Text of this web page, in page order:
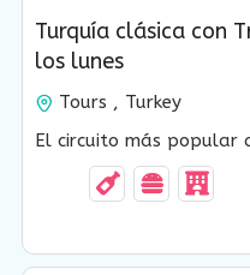
11 Días-9 Noches
Turquía clásica con
los lunes
Tours , Turkey
El circuito más popular